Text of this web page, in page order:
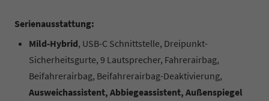
Serienausstattung:
Mild-Hybrid, USB-C Schnittstelle, Dreipunkt-
Sicherheitsgurte, 9 Lautsprecher, Fahrerairbag,
Beifahrerairbag, Beifahrerairbag-Deaktivierung,
Ausweichassistent, Abbiegeassistent, Außenspiegel